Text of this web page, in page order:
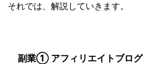
それでは、解説していきます。
副業① アフィリエイトブログ